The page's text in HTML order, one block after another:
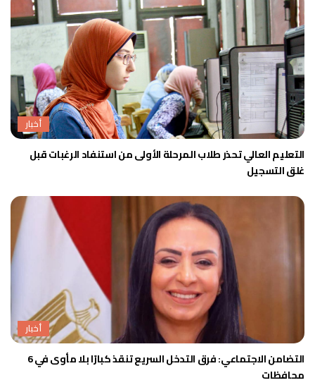
أخبار
التعليم العالي تحذر طلاب المرحلة الأولى من استنفاد الرغبات قبل
غلق التسجيل
أخبار
التضامن الاجتماعي: فرق التدخل السريع تنقذ كبارًا بلا مأوى في 6
محافظات